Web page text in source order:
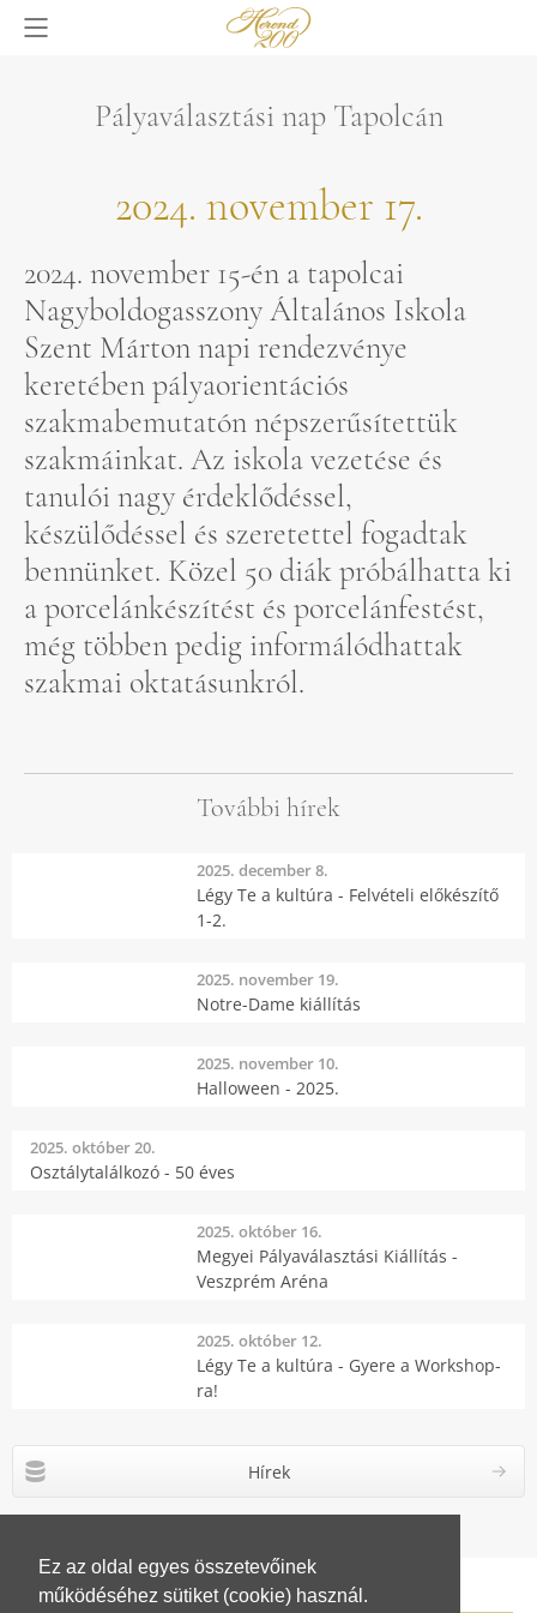
Ez az oldal egyes összetevőinek
működéséhez sütiket (cookie) használ.
Pályaválasztási nap Tapolcán
2024. november 17.
2024. november 15-én a tapolcai
Nagyboldogasszony Általános Iskola
Szent Márton napi rendezvénye
keretében pályaorientációs
szakmabemutatón népszerűsítettük
szakmáinkat. Az iskola vezetése és
tanulói nagy érdeklődéssel,
készülődéssel és szeretettel fogadtak
bennünket. Közel 50 diák próbálhatta ki
a porcelánkészítést és porcelánfestést,
még többen pedig informálódhattak
szakmai oktatásunkról.
További hírek
2025. december 8.
Légy Te a kultúra - Felvételi előkészítő
1-2.
2025. november 19.
Notre-Dame kiállítás
2025. november 10.
Halloween - 2025.
2025. október 20.
Osztálytalálkozó - 50 éves
2025. október 16.
Megyei Pályaválasztási Kiállítás -
Veszprém Aréna
2025. október 12.
Légy Te a kultúra - Gyere a Workshop-
ra!
Hírek